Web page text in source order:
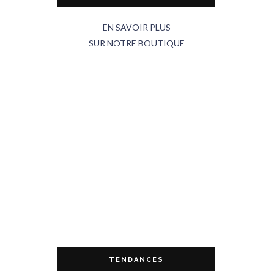
EN SAVOIR PLUS
SUR NOTRE BOUTIQUE
TENDANCES